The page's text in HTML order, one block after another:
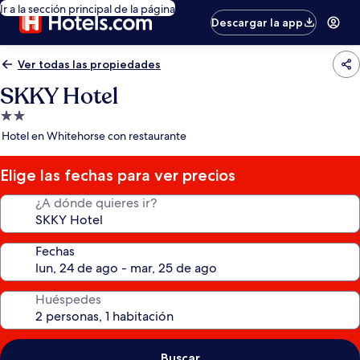
Ir a la sección principal de la página
Descargar la app
Ver todas las propiedades
SKKY Hotel
Propiedad
de
estrellas
Hotel en Whitehorse con restaurante
Elige las fechas para ver precios
¿A dónde quieres ir?
Fechas
Huéspedes